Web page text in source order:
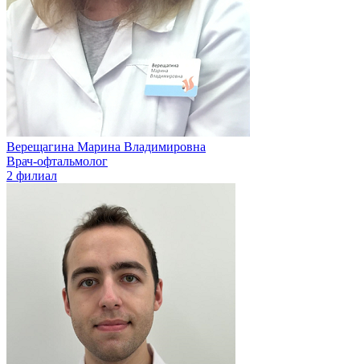
Верещагина Марина Владимировна
Врач-офтальмолог
2 филиал